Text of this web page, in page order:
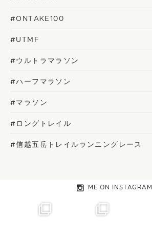
#ONTAKE100
#UTMF
#ウルトラマラソン
#ハーフマラソン
#マラソン
#ロングトレイル
#信越五岳トレイルランニングレース
ME ON INSTAGRAM